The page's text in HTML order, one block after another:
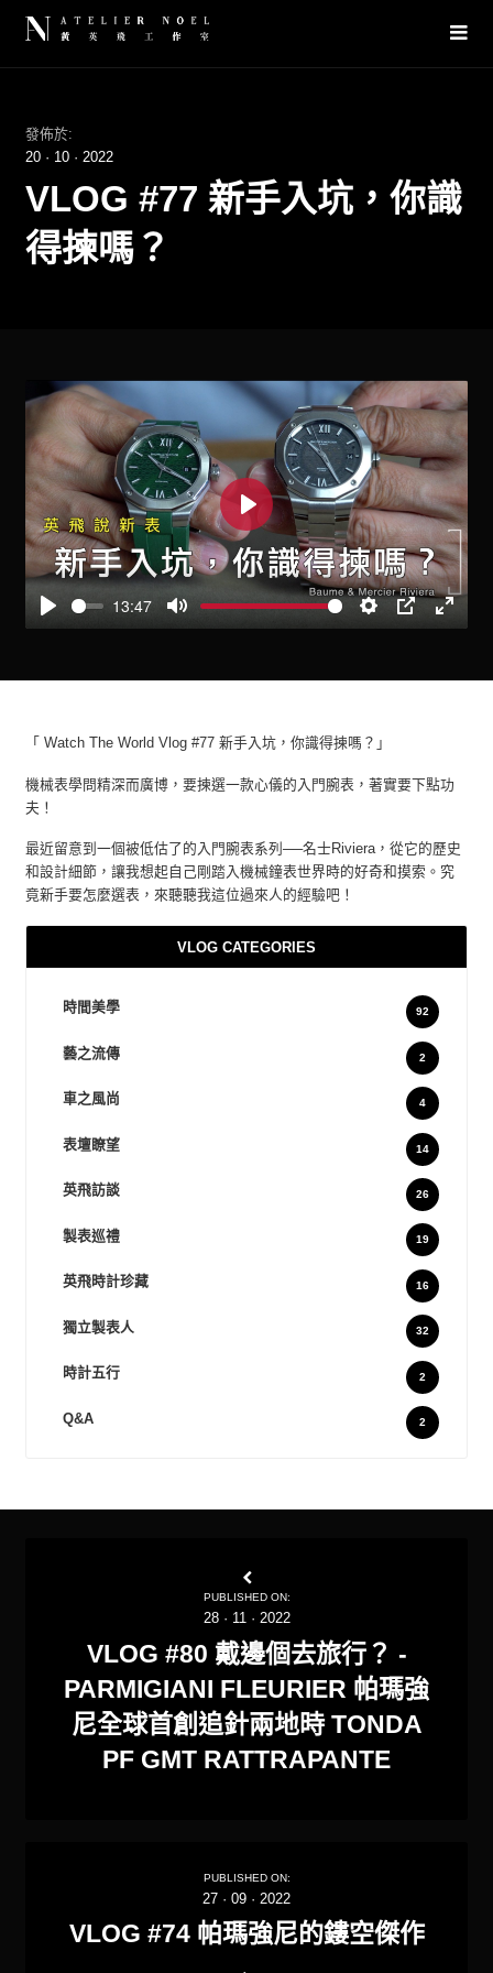
發佈於:
20 · 10 · 2022
VLOG #77 新手入坑，你識
得揀嗎？
Play
13:47
Mute SettingsPIP
Enter
Play
「 Watch The World Vlog #77 新手入坑，你識得揀嗎？」
機械表學問精深而廣博，要揀選一款心儀的入門腕表，著實要下點功
夫！
最近留意到一個被低估了的入門腕表系列──名士Riviera，從它的歷史
和設計細節，讓我想起自己剛踏入機械鐘表世界時的好奇和摸索。究
竟新手要怎麼選表，來聽聽我這位過來人的經驗吧！
VLOG CATEGORIES
時間美學 92
藝之流傳 2
車之風尚 4
表壇瞭望 14
英飛訪談 26
製表巡禮 19
英飛時計珍藏 16
獨立製表人 32
時計五行 2
Q&A 2
PUBLISHED ON:
28 · 11 · 2022
VLOG #80 戴邊個去旅行？ -
PARMIGIANI FLEURIER 帕瑪強
尼全球首創追針兩地時 TONDA
PF GMT RATTRAPANTE
PUBLISHED ON:
27 · 09 · 2022
VLOG #74 帕瑪強尼的鏤空傑作